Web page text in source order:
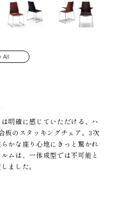
All
明確に感じていただける、ハ
板のスタッキングチェア。3次
かな座り心地にきっと驚かれ
ムは、一体成型では不可能と
ました。